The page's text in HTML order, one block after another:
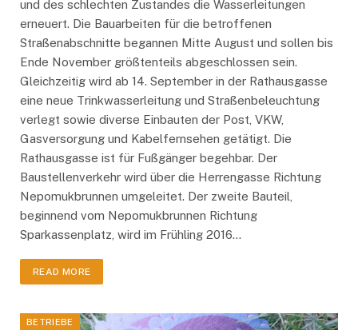
und des schlechten Zustandes die Wasserleitungen
erneuert. Die Bauarbeiten für die betroffenen
Straßenabschnitte begannen Mitte August und sollen bis
Ende November größtenteils abgeschlossen sein.
Gleichzeitig wird ab 14. September in der Rathausgasse
eine neue Trinkwasserleitung und Straßenbeleuchtung
verlegt sowie diverse Einbauten der Post, VKW,
Gasversorgung und Kabelfernsehen getätigt. Die
Rathausgasse ist für Fußgänger begehbar. Der
Baustellenverkehr wird über die Herrengasse Richtung
Nepomukbrunnen umgeleitet. Der zweite Bauteil,
beginnend vom Nepomukbrunnen Richtung
Sparkassenplatz, wird im Frühling 2016…
READ MORE
BETRIEBE